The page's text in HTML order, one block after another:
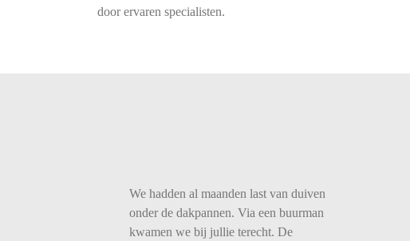
door ervaren specialisten.
We hadden al maanden last van duiven
onder de dakpannen. Via een buurman
kwamen we bij jullie terecht. De